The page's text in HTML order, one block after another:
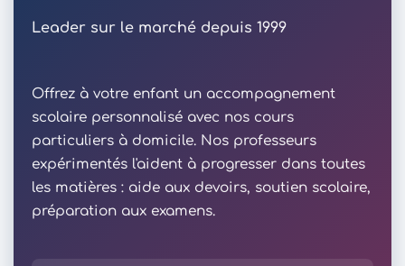
Leader sur le marché depuis 1999
Offrez à votre enfant un accompagnement
scolaire personnalisé avec nos cours
particuliers à domicile. Nos professeurs
expérimentés l'aident à progresser dans toutes
les matières : aide aux devoirs, soutien scolaire,
préparation aux examens.